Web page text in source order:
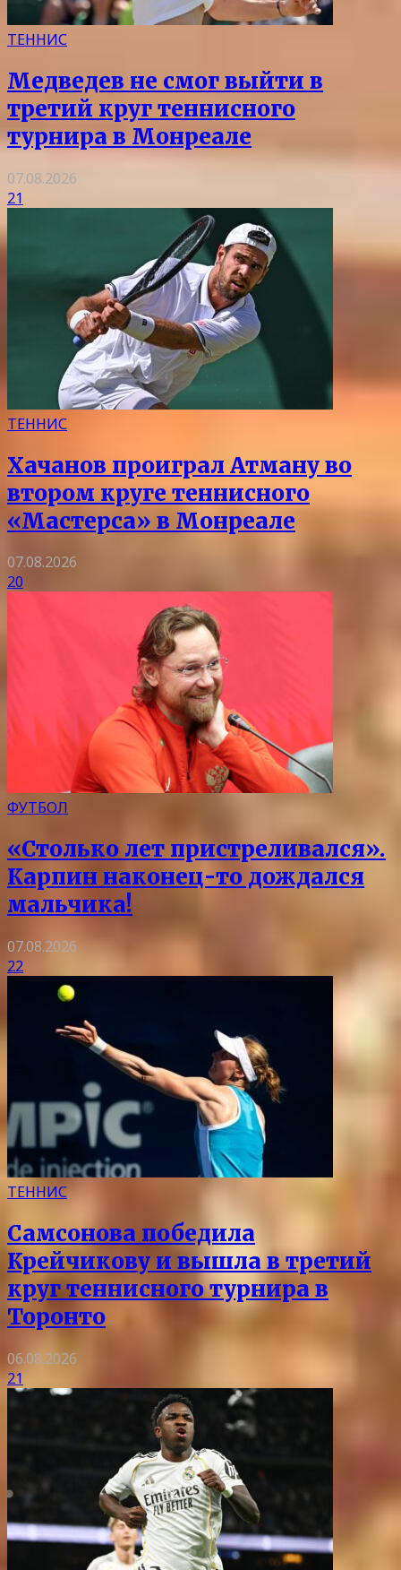
ТЕННИС
Медведев не смог выйти в
третий круг теннисного
турнира в Монреале
07.08.2026
21
ТЕННИС
Хачанов проиграл Атману во
втором круге теннисного
«Мастерса» в Монреале
07.08.2026
20
ФУТБОЛ
«Столько лет пристреливался».
Карпин наконец-то дождался
мальчика!
07.08.2026
22
ТЕННИС
Самсонова победила
Крейчикову и вышла в третий
круг теннисного турнира в
Торонто
06.08.2026
21